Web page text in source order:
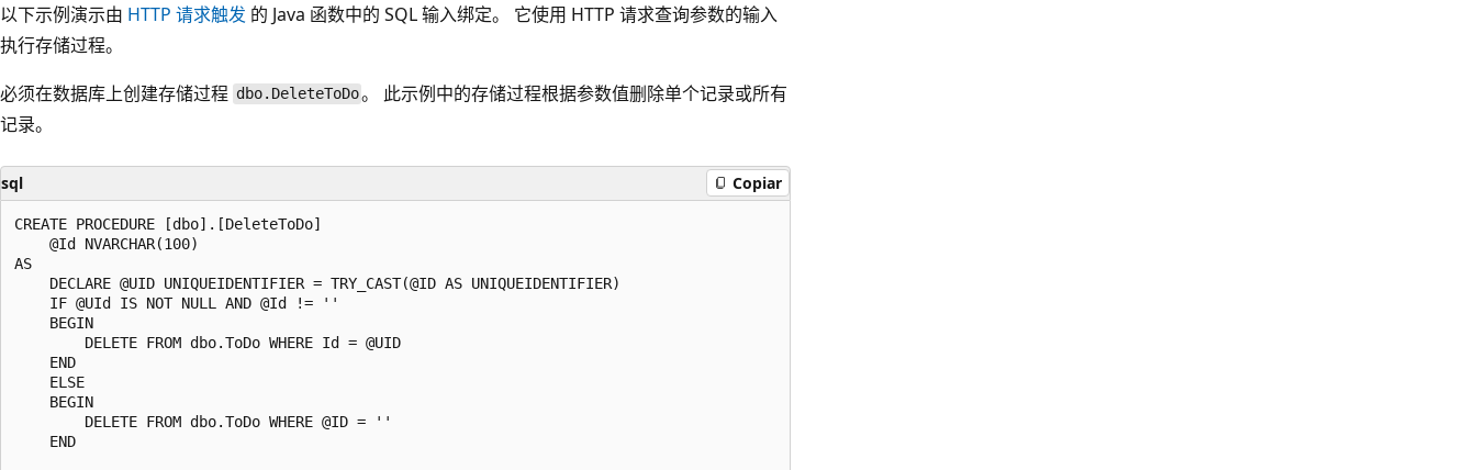
以下示例演示由 HTTP 请求触发 的 Java 函数中的 SQL 输入绑定。 它使用 HTTP 请求查询参数的输入
执行存储过程。
必须在数据库上创建存储过程 dbo.DeleteToDo。 此示例中的存储过程根据参数值删除单个记录或所有
记录。
sql Copiar
CREATE PROCEDURE [dbo].[DeleteToDo]
    @Id NVARCHAR(100)
AS
    DECLARE @UID UNIQUEIDENTIFIER = TRY_CAST(@ID AS UNIQUEIDENTIFIER)
    IF @UId IS NOT NULL AND @Id != ''
    BEGIN
        DELETE FROM dbo.ToDo WHERE Id = @UID
    END
    ELSE
    BEGIN
        DELETE FROM dbo.ToDo WHERE @ID = ''
    END